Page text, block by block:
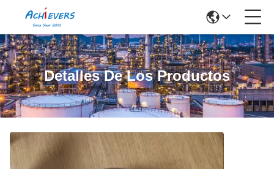
Detalles De Los Productos